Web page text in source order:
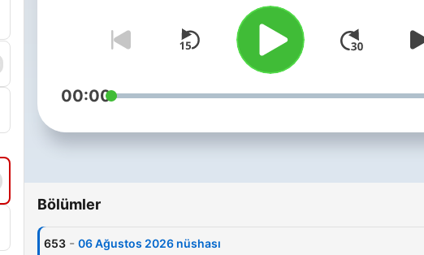
00:00
Bölümler
653 - 06 Ağustos 2026 nüshası